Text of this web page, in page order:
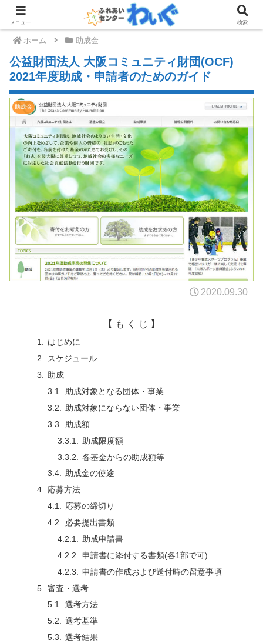
ホーム 助成金
公益財団法人 大阪コミュニティ財団(OCF)
2021年度助成・申請者のためのガイド
助成金
2020.09.30
【 も く じ 】
はじめに
スケジュール
助成
助成対象となる団体・事業
助成対象にならない団体・事業
助成額
助成限度額
各基金からの助成額等
助成金の使途
応募方法
応募の締切り
必要提出書類
助成申請書
申請書に添付する書類(各1部で可)
申請書の作成および送付時の留意事項
審査・選考
選考方法
選考基準
選考結果
メニュー 検索